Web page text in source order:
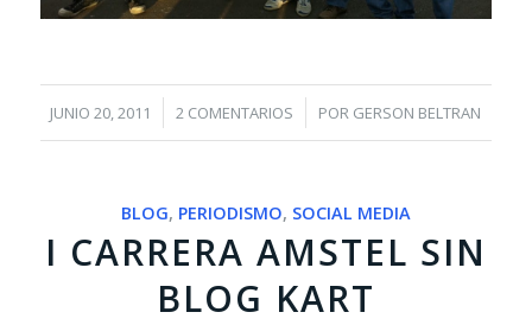
JUNIO 20, 2011
/ 2 COMENTARIOS
/ POR GERSON BELTRAN
BLOG, PERIODISMO, SOCIAL MEDIA
I CARRERA AMSTEL SIN
BLOG KART